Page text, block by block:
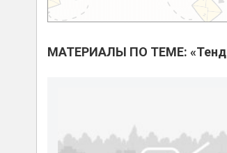
МАТЕРИАЛЫ ПО ТЕМЕ: